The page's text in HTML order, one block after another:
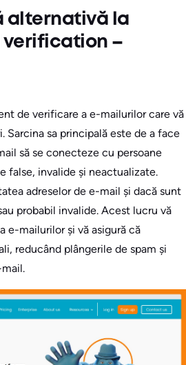
alternativă la
verification –
de verificare a e-mailurilor care vă
Sarcina sa principală este de a face
să se conecteze cu persoane
false, invalide și neactualizate.
adreselor de e-mail și dacă sunt
probabil invalide. Acest lucru vă
e-mailurilor și vă asigură că
reducând plângerile de spam și